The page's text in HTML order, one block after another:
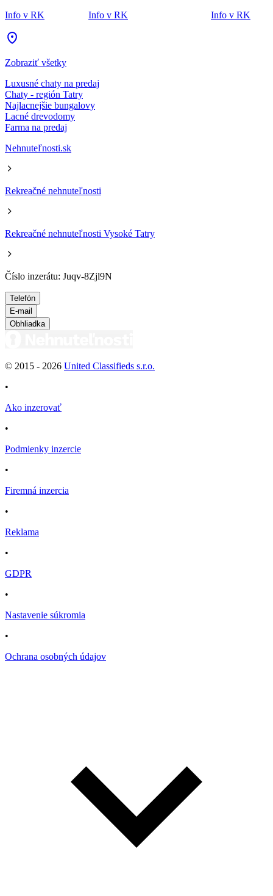
Info v RK
Info v RK
Info v RK
Zobraziť všetky
Luxusné chaty na predaj
Chaty - región Tatry
Najlacnejšie bungalovy
Lacné drevodomy
Farma na predaj
Nehnuteľnosti.sk
Rekreačné nehnuteľnosti
Rekreačné nehnuteľnosti Vysoké Tatry
Číslo inzerátu: Juqv-8Zjl9N
Telefón
E-mail
Obhliadka
© 2015 - 2026 United Classifieds s.r.o.
•
Ako inzerovať
•
Podmienky inzercie
•
Firemná inzercia
•
Reklama
•
GDPR
•
Nastavenie súkromia
•
Ochrana osobných údajov